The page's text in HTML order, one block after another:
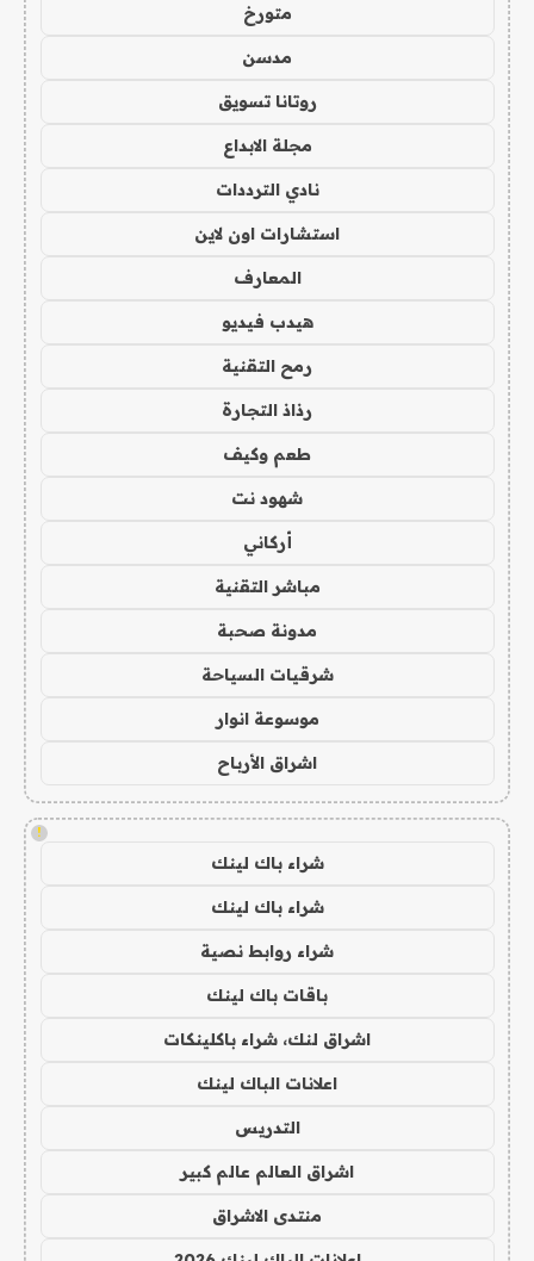
متورخ
مدسن
روتانا تسويق
مجلة الابداع
نادي الترددات
استشارات اون لاين
المعارف
هيدب فيديو
رمح التقنية
رذاذ التجارة
طعم وكيف
شهود نت
أركاني
مباشر التقنية
مدونة صحبة
شرقيات السياحة
موسوعة انوار
اشراق الأرباح
!
شراء باك لينك
شراء باك لينك
شراء روابط نصية
باقات باك لينك
اشراق لنك، شراء باكلينكات
اعلانات الباك لينك
التدريس
اشراق العالم عالم كبير
منتدى الاشراق